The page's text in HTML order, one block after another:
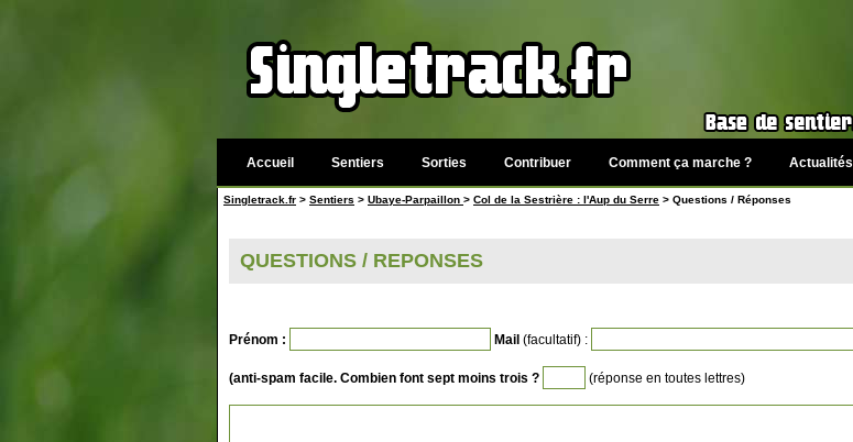
Accueil Sentiers Sorties Contribuer Comment ça marche ? Actualités
Singletrack.fr > Sentiers > Ubaye-Parpaillon > Col de la Sestrière : l'Aup du Serre > Questions / Réponses
QUESTIONS / REPONSES
Prénom : Mail (facultatif) :
(anti-spam facile. Combien font sept moins trois ? (réponse en toutes lettres)